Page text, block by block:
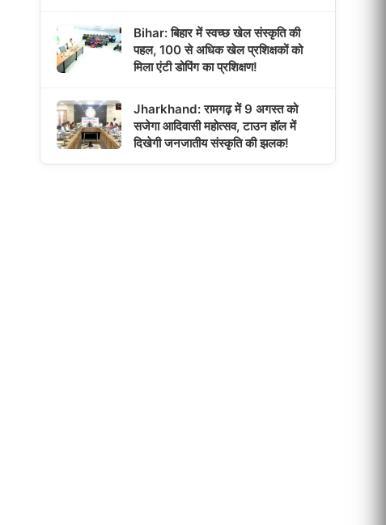
Bihar: बिहार में स्वच्छ खेल संस्कृति की
पहल, 100 से अधिक खेल प्रशिक्षकों को
मिला एंटी डोपिंग का प्रशिक्षण!
Jharkhand: रामगढ़ में 9 अगस्त को
सजेगा आदिवासी महोत्सव, टाउन हॉल में
दिखेगी जनजातीय संस्कृति की झलक!